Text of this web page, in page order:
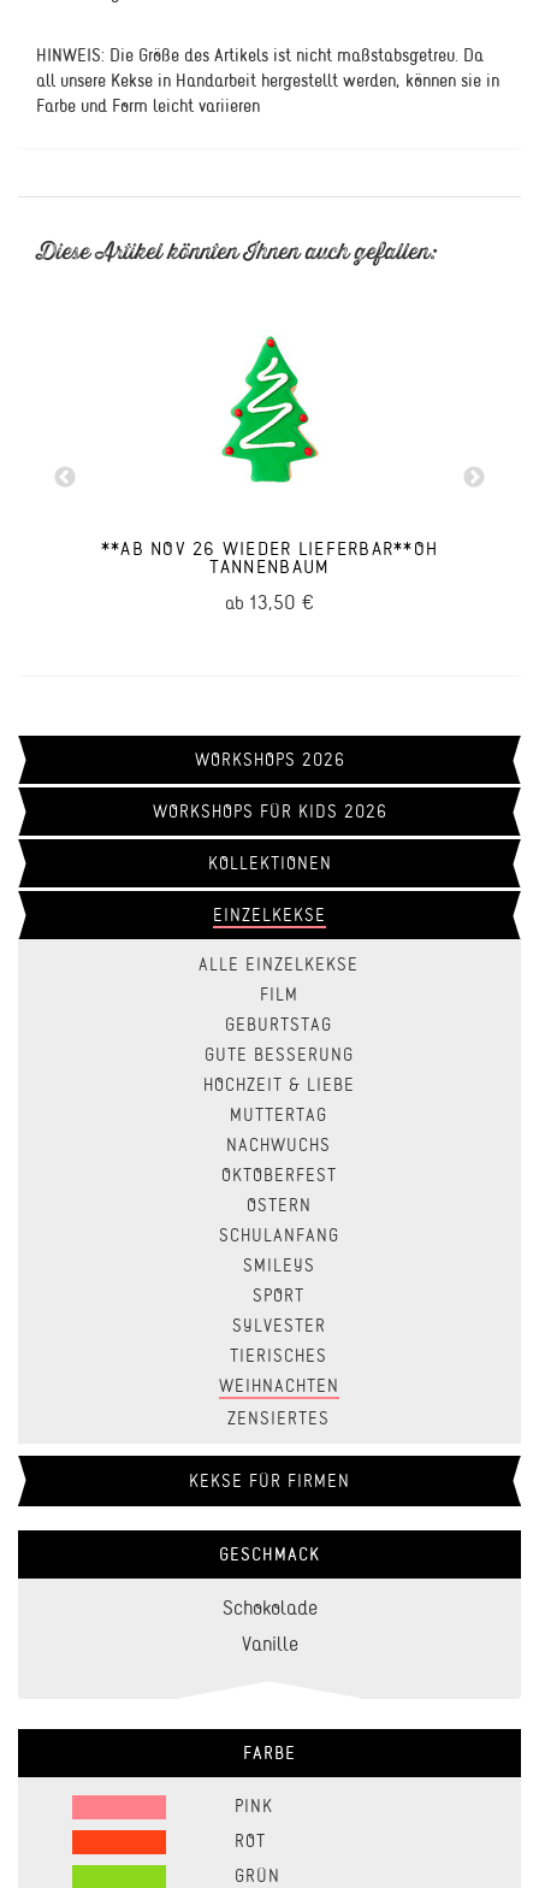
HINWEIS: Die Größe des Artikels ist nicht maßstabsgetreu. Da
all unsere Kekse in Handarbeit hergestellt werden, können sie in
Farbe und Form leicht variieren
Diese Artikel könnten Ihnen auch gefallen:
**AB NOV 26 WIEDER LIEFERBAR**OH
TANNENBAUM
ab 13,50 €
WORKSHOPS 2026
WORKSHOPS FÜR KIDS 2026
KOLLEKTIONEN
EINZELKEKSE
ALLE EINZELKEKSE
FILM
GEBURTSTAG
GUTE BESSERUNG
HOCHZEIT & LIEBE
MUTTERTAG
NACHWUCHS
OKTOBERFEST
OSTERN
SCHULANFANG
SMILEYS
SPORT
SYLVESTER
TIERISCHES
WEIHNACHTEN
ZENSIERTES
KEKSE FÜR FIRMEN
GESCHMACK
Schokolade
Vanille
FARBE
PINK
ROT
GRÜN